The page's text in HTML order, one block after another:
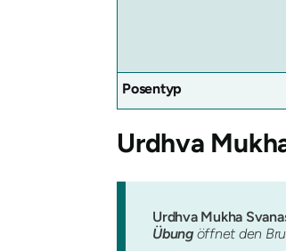
Posentyp
Urdhva
Urdhva Mukha
Übungöffnet den